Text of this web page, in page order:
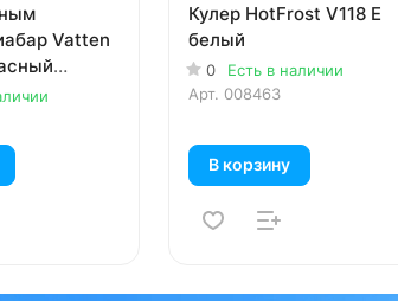
Vatten
Кулер HotFrost V118 E
белый
0
Есть в наличии
Арт. 008463
В корзину